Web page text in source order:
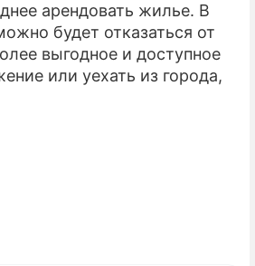
арендовать жилье. В
будет отказаться от
выгодное и доступное
или уехать из города,